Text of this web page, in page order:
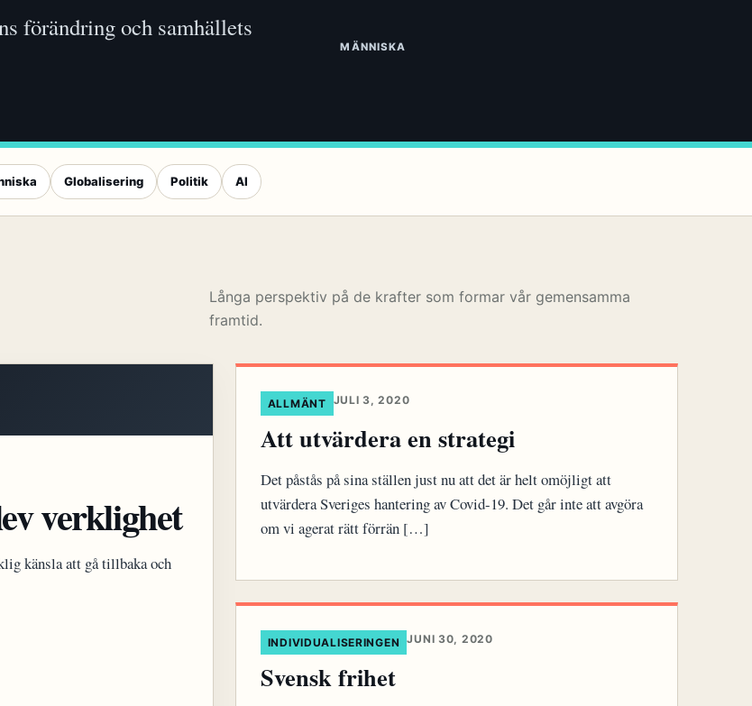
förändring och samhällets
MÄNNISKA
Globalisering Politik AI
Långa perspektiv på de krafter som formar vår gemensamma
framtid.
verklighet
känsla att gå tillbaka och
ALLMÄNT JULI 3, 2020
Att utvärdera en strategi
Det påstås på sina ställen just nu att det är helt omöjligt att
utvärdera Sveriges hantering av Covid-19. Det går inte att avgöra
om vi agerat rätt förrän […]
INDIVIDUALISERINGEN JUNI 30, 2020
Svensk frihet